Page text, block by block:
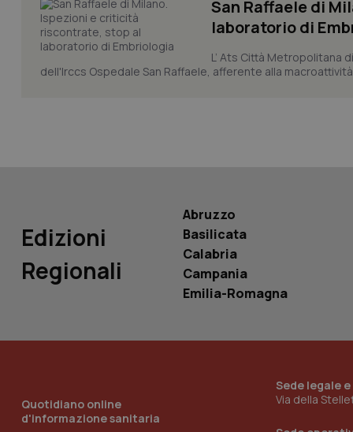
San Raffaele di
laboratorio di
L’ Ats Città Metropolitana
dell'Irccs Ospedale San Raffaele, afferente alla
Edizioni
Regionali
Abruzzo
Basilicata
Calabria
Campania
Emilia-Romagna
Quotidiano online
d'informazione sanitaria
Sede legale
Via della
_ga
Nome
Nome
__Secure-YNID